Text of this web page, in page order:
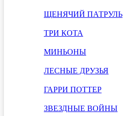
ЩЕНЯЧИЙ ПАТРУЛЬ
ТРИ КОТА
МИНЬОНЫ
ЛЕСНЫЕ ДРУЗЬЯ
ГАРРИ ПОТТЕР
ЗВЕЗДНЫЕ ВОЙНЫ